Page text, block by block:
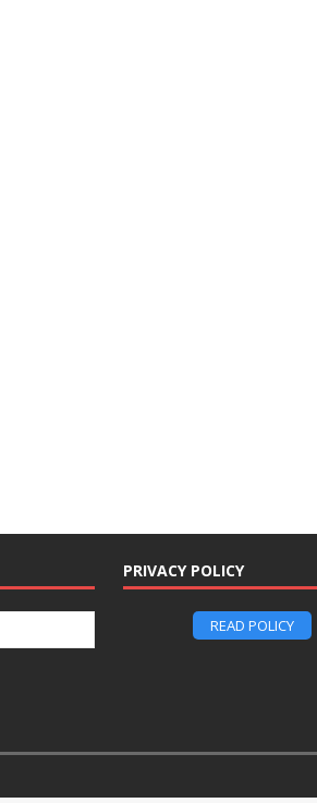
PRIVACY POLICY
READ POLICY